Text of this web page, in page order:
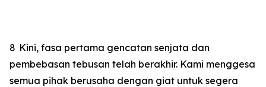
8 Kini, fasa pertama gencatan senjata dan
pembebasan tebusan telah berakhir. Kami menggesa
semua pihak berusaha dengan giat untuk segera